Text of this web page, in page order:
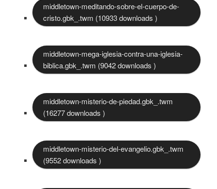
middletown-meditando-sobre-el-cuerpo-de-
cristo.gbk_.twm (10933 downloads )
middletown-mega-iglesia-contra-una-iglesia-
biblica.gbk_.twm (9042 downloads )
middletown-misterio-de-piedad.gbk_.twm
(16277 downloads )
middletown-misterio-del-evangelio.gbk_.twm
(9552 downloads )